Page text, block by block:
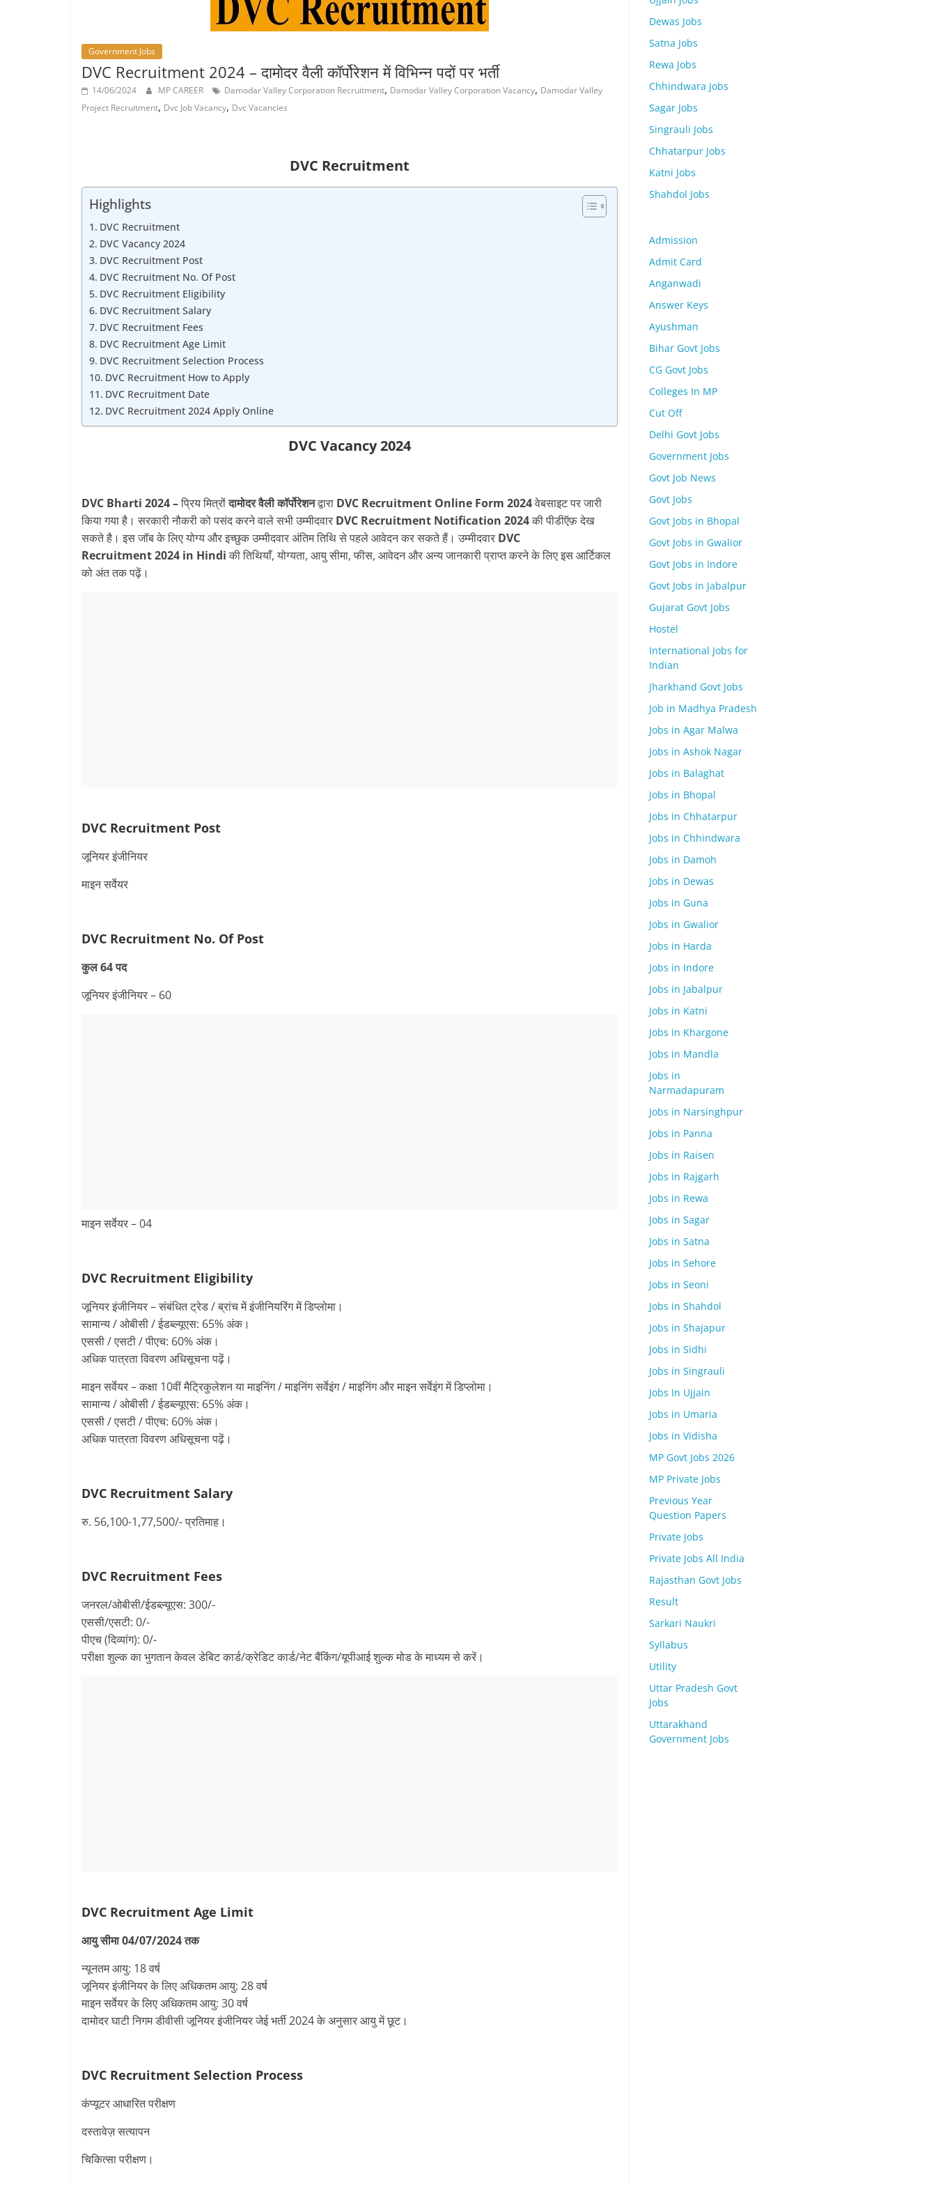
Government Jobs
DVC Recruitment 2024 – दामोदर वैली कॉर्पोरेशन में विभिन्‍न पदों पर भर्ती
14/06/2024 MP CAREER Damodar Valley Corporation Recruitment, Damodar Valley Corporation Vacancy, Damodar Valley
Project Recruitment, Dvc Job Vacancy, Dvc Vacancies
DVC Recruitment
Highlights
DVC Recruitment
DVC Vacancy 2024
DVC Recruitment Post
DVC Recruitment No. Of Post
DVC Recruitment Eligibility
DVC Recruitment Salary
DVC Recruitment Fees
DVC Recruitment Age Limit
DVC Recruitment Selection Process
DVC Recruitment How to Apply
DVC Recruitment Date
DVC Recruitment 2024 Apply Online
DVC Vacancy 2024
DVC Bharti 2024 –प्रिय मित्रोंदामोदर वैली कॉर्पोरेशनद्वारा DVC Recruitment Online Form 2024वेबसाइट पर जारी
किया गया है। सरकारी नौकरी को पसंद करने वाले सभी उम्मीदवार DVC Recruitment Notification 2024की पीडीऍफ़ देख
सकते है। इस जॉब के लिए योग्य और इच्छुक उम्मीदवार अंतिम तिथि से पहले आवेदन कर सकते हैं। उम्मीदवार DVC
Recruitment2024 in Hindiकी तिथियाँ, योग्यता, आयु सीमा, फीस, आवेदन और अन्य जानकारी प्राप्त करने के लिए इस आर्टिकल
को अंत तक पढ़ें।
DVC Recruitment Post
जूनियर इंजीनियर
माइन सर्वेयर
DVC Recruitment No. Of Post
कुल 64 पद
जूनियर इंजीनियर – 60
माइन सर्वेयर – 04
DVC Recruitment Eligibility
जूनियर इंजीनियर – संबंधित ट्रेड / ब्रांच में इंजीनियरिंग में डिप्लोमा।
सामान्य / ओबीसी / ईडब्ल्यूएस: 65% अंक।
एससी / एसटी / पीएच: 60% अंक।
अधिक पात्रता विवरण अधिसूचना पढ़ें।
माइन सर्वेयर – कक्षा 10वीं मैट्रिकुलेशन या माइनिंग / माइनिंग सर्वेइंग / माइनिंग और माइन सर्वेइंग में डिप्लोमा।
सामान्य / ओबीसी / ईडब्ल्यूएस: 65% अंक।
एससी / एसटी / पीएच: 60% अंक।
अधिक पात्रता विवरण अधिसूचना पढ़ें।
DVC Recruitment Salary
रु. 56,100-1,77,500/- प्रतिमाह।
DVC Recruitment Fees
जनरल/ओबीसी/ईडब्ल्यूएस: 300/-
एससी/एसटी: 0/-
पीएच (दिव्यांग): 0/-
परीक्षा शुल्क का भुगतान केवल डेबिट कार्ड/क्रेडिट कार्ड/नेट बैंकिंग/यूपीआई शुल्क मोड के माध्यम से करें।
DVC Recruitment Age Limit
आयु सीमा 04/07/2024 तक
न्यूनतम आयु: 18 वर्ष
जूनियर इंजीनियर के लिए अधिकतम आयु: 28 वर्ष
माइन सर्वेयर के लिए अधिकतम आयु: 30 वर्ष
दामोदर घाटी निगम डीवीसी जूनियर इंजीनियर जेई भर्ती 2024 के अनुसार आयु में छूट।
DVC Recruitment Selection Process
कंप्यूटर आधारित परीक्षण
दस्तावेज़ सत्यापन
चिकित्सा परीक्षण।
Dewas Jobs
Satna Jobs
Rewa Jobs
Chhindwara Jobs
Sagar Jobs
Singrauli Jobs
Chhatarpur Jobs
Katni Jobs
Shahdol Jobs
Admission
Admit Card
Anganwadi
Answer Keys
Ayushman
Bihar Govt Jobs
CG Govt Jobs
Colleges In MP
Cut Off
Delhi Govt Jobs
Government Jobs
Govt Job News
Govt Jobs
Govt Jobs in Bhopal
Govt Jobs in Gwalior
Govt Jobs in Indore
Govt Jobs in Jabalpur
Gujarat Govt Jobs
Hostel
International Jobs for
Indian
Jharkhand Govt Jobs
Job in Madhya Pradesh
Jobs in Agar Malwa
Jobs in Ashok Nagar
Jobs in Balaghat
Jobs in Bhopal
Jobs in Chhatarpur
Jobs in Chhindwara
Jobs in Damoh
Jobs in Dewas
Jobs in Guna
Jobs in Gwalior
Jobs in Harda
Jobs in Indore
Jobs in Jabalpur
Jobs in Katni
Jobs in Khargone
Jobs in Mandla
Jobs in
Narmadapuram
Jobs in Narsinghpur
Jobs in Panna
Jobs in Raisen
Jobs in Rajgarh
Jobs in Rewa
Jobs in Sagar
Jobs in Satna
Jobs in Sehore
Jobs in Seoni
Jobs in Shahdol
Jobs in Shajapur
Jobs in Sidhi
Jobs in Singrauli
Jobs In Ujjain
Jobs in Umaria
Jobs in Vidisha
MP Govt Jobs 2026
MP Private Jobs
Previous Year
Question Papers
Private Jobs
Private Jobs All India
Rajasthan Govt Jobs
Result
Sarkari Naukri
Syllabus
Utility
Uttar Pradesh Govt
Jobs
Uttarakhand
Government Jobs